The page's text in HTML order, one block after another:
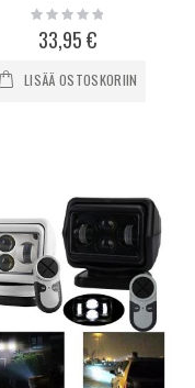
Rating:
0%
33,95 €
LISÄÄ OSTOSKORIIN